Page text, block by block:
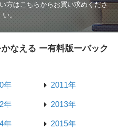
方はこちらからお買い求めくださ
い。
なえる ー有料版ーバック
年 2011年
年 2013年
年 2015年